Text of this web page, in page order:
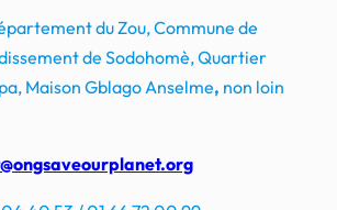
du Zou, Commune de
de Sodohomè, Quartier
Maison Gblago Anselme, non loin